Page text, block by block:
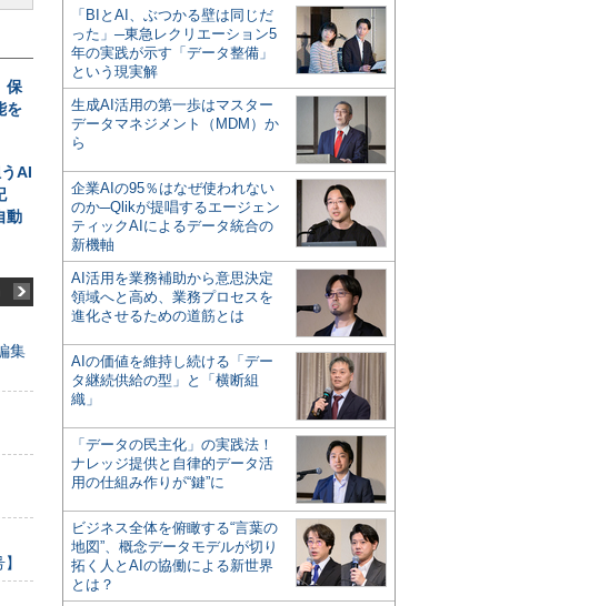
保
を
AI
動
集
「BIとAI、ぶつかる壁は同じだ
った」─東急レクリエーション5
年の実践が示す「データ整備」
という現実解
生成AI活用の第一歩はマスター
データマネジメント（MDM）か
ら
企業AIの95％はなぜ使われない
のか─Qlikが提唱するエージェン
ティックAIによるデータ統合の
新機軸
AI活用を業務補助から意思決定
領域へと高め、業務プロセスを
進化させるための道筋とは
AIの価値を維持し続ける「デー
タ継続供給の型」と「横断組
織」
「データの民主化」の実践法！
ナレッジ提供と自律的データ活
用の仕組み作りが“鍵”に
ビジネス全体を俯瞰する“言葉の
地図”、概念データモデルが切り
拓く人とAIの協働による新世界
とは？